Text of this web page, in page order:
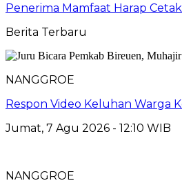
Penerima Mamfaat Harap
Berita Terbaru
NANGGROE
Respon Video Keluhan Warga
Jumat, 7 Agu 2026 - 12:10 WIB
NANGGROE